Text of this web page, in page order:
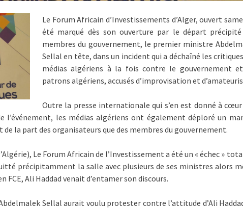
Le Forum Africain d’Investissements d’Alger, ouvert
été marqué dès son ouverture par le départ précipité
membres du gouvernement, le premier ministre
Sellal en tête, dans un incident qui a déchaîné les
médias algériens à la fois contre le gouvernement
patrons algériens, accusés d’improvisation et
Outre la presse internationale qui s’en est donné à
l’événement, les médias algériens ont également déploré un
la part des organisateurs que des membres du gouvernement.
Le Forum Africain de l’Investissement a été un « échec »
précipitamment la salle avec plusieurs de ses ministres alors
Ali Haddad venait d’entamer son discours.
Sellal aurait voulu protester contre l’attitude d’Ali